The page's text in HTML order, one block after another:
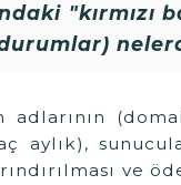
"kırmızı
adlarının
aylık),
ve